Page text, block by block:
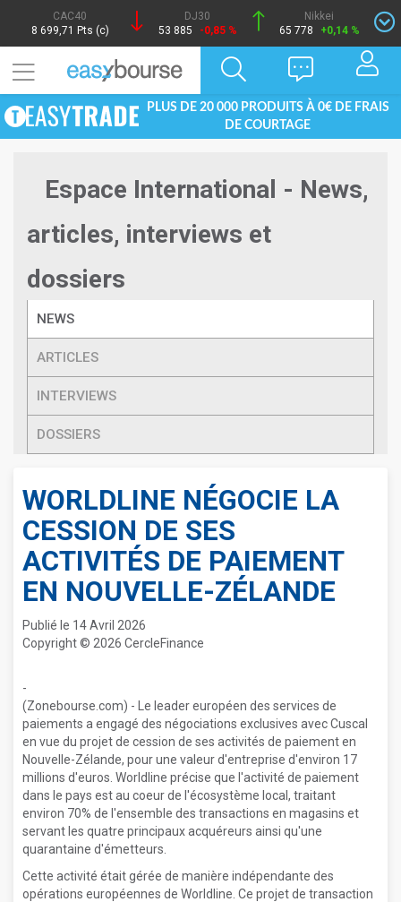
CAC40
8 699,71 Pts (c)
DJ30
53 885
-0,85 %
Nikkei
65 778
+0,14 %
PLUS DE 20 000 PRODUITS À 0€ DE FRAIS
DE COURTAGE
Espace International - News,
articles, interviews et
dossiers
NEWS
ARTICLES
INTERVIEWS
DOSSIERS
WORLDLINE NÉGOCIE LA
CESSION DE SES
ACTIVITÉS DE PAIEMENT
EN NOUVELLE-ZÉLANDE
Publié le 14 Avril 2026
Copyright © 2026 CercleFinance
-
(Zonebourse.com) - Le leader européen des services de
paiements a engagé des négociations exclusives avec Cuscal
en vue du projet de cession de ses activités de paiement en
Nouvelle-Zélande, pour une valeur d'entreprise d'environ 17
millions d'euros. Worldline précise que l'activité de paiement
dans le pays est au coeur de l'écosystème local, traitant
environ 70% de l'ensemble des transactions en magasins et
servant les quatre principaux acquéreurs ainsi qu'une
quarantaine d'émetteurs.
Cette activité était gérée de manière indépendante des
opérations européennes de Worldline. Ce projet de transaction